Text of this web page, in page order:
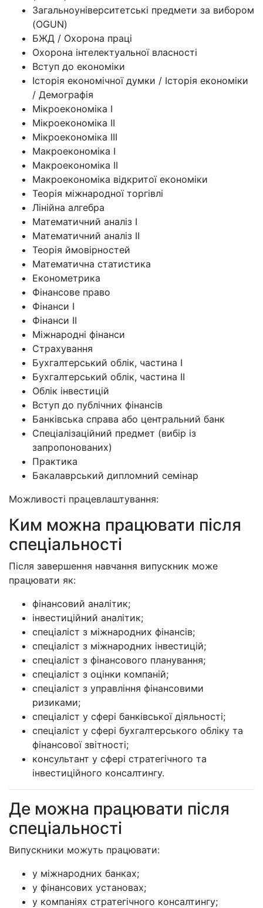
Загальноуніверситетські предмети за вибором
(OGUN)
БЖД / Охорона праці
Охорона інтелектуальної власності
Вступ до економіки
Історія економічної думки / Історія економіки
/ Демографія
Мікроекономіка I
Мікроекономіка II
Мікроекономіка III
Макроекономіка I
Макроекономіка II
Макроекономіка відкритої економіки
Теорія міжнародної торгівлі
Лінійна алгебра
Математичний аналіз I
Математичний аналіз II
Теорія ймовірностей
Математична статистика
Економетрика
Фінансове право
Фінанси I
Фінанси II
Міжнародні фінанси
Страхування
Бухгалтерський облік, частина I
Бухгалтерський облік, частина II
Облік інвестицій
Вступ до публічних фінансів
Банківська справа або центральний банк
Спеціалізаційний предмет (вибір із
запропонованих)
Практика
Бакалаврський дипломний семінар
Можливості працевлаштування:
Ким можна працювати після
спеціальності
Після завершення навчання випускник може
працювати як:
фінансовий аналітик;
інвестиційний аналітик;
спеціаліст з міжнародних фінансів;
спеціаліст з міжнародних інвестицій;
спеціаліст з фінансового планування;
спеціаліст з оцінки компаній;
спеціаліст з управління фінансовими
ризиками;
спеціаліст у сфері банківської діяльності;
спеціаліст у сфері бухгалтерського обліку та
фінансової звітності;
консультант у сфері стратегічного та
інвестиційного консалтингу.
Де можна працювати після
спеціальності
Випускники можуть працювати:
у міжнародних банках;
у фінансових установах;
у компаніях стратегічного консалтингу;